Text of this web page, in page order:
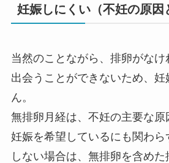
妊娠しにくい（不妊の原因
当然のことながら、排卵がな
出会うことができないため、
ん。
無排卵月経は、不妊の主要な原
妊娠を希望しているにも関わ
しない場合は、無排卵を含め